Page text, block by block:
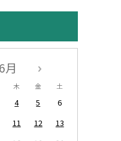
月
木 金 土
4 5
6
11 12
13